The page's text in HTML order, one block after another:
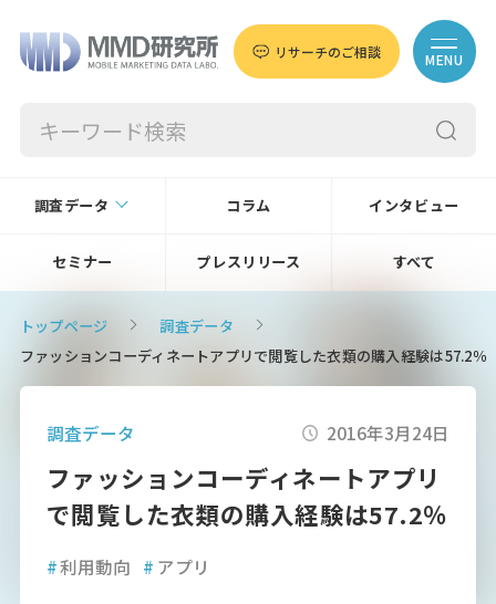
リサーチのご相談 MENU
調査データ コラム インタビュー
セミナー プレスリリース すべて
トップページ
調査データ
ファッションコーディネートアプリで閲覧した衣類の購入経験は57.2％
調査データ 2016年3月24日
ファッションコーディネートアプリ
で閲覧した衣類の購入経験は57.2％
#利用動向 # アプリ